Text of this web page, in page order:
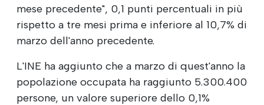
mese precedente", 0,1 punti percentuali in più
rispetto a tre mesi prima e inferiore al 10,7% di
marzo dell'anno precedente.
L'INE ha aggiunto che a marzo di quest'anno la
popolazione occupata ha raggiunto 5.300.400
persone, un valore superiore dello 0,1%